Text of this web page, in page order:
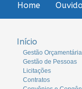
Home
Início
Gestão
Gestão de Pessoas
Licitações
Contratos